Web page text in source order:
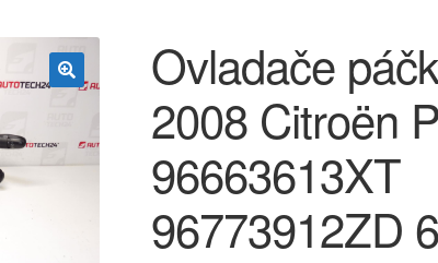
Ovladače
2008 Citroën
96663613XT
96773912ZD